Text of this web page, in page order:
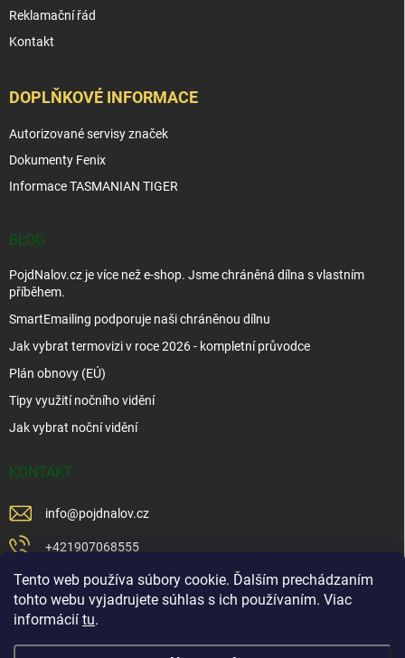
Tento web používa súbory cookie. Ďalším prechádzaním
tohto webu vyjadrujete súhlas s ich používaním. Viac
informácií tu.
Reklamační řád
Kontakt
DOPLŇKOVÉ INFORMACE
Autorizované servisy značek
Dokumenty Fenix
Informace TASMANIAN TIGER
BLOG
PojdNalov.cz je více než e-shop. Jsme chráněná dílna s vlastním
příběhem.
SmartEmailing podporuje naši chráněnou dílnu
Jak vybrat termovizi v roce 2026 - kompletní průvodce
Plán obnovy (EÚ)
Tipy využití nočního vidění
Jak vybrat noční vidění
KONTAKT
info@pojdnalov.cz
+421907068555
+421902479599
https://www.facebook.com/www.podnalov.sk
podnalov